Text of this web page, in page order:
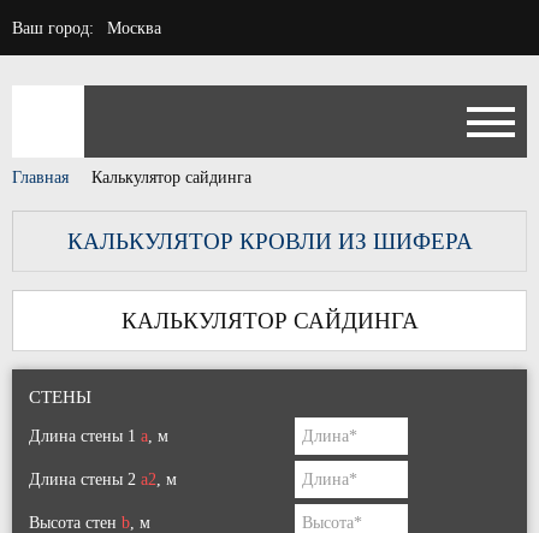
Ваш город: Москва
Главная Калькулятор сайдинга
КАЛЬКУЛЯТОР КРОВЛИ ИЗ ШИФЕРА
КАЛЬКУЛЯТОР САЙДИНГА
СТЕНЫ
Длина стены 1 a, м
Длина стены 2 a2, м
Высота стен b, м